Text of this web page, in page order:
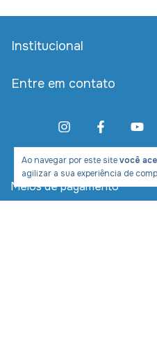
Ao navegar por este sitevocê
agilizar a sua experiência de
Institucional
Entre em contato
Meios de pagamento